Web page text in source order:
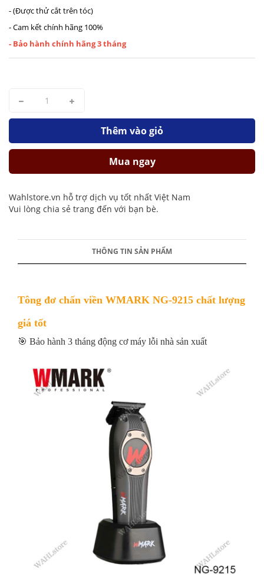
- (Được thử cắt trên tóc)
- Cam kết chính hãng 100%
- Bảo hành chính hãng 3 tháng
Thêm vào giỏ
Mua ngay
Wahlstore.vn hỗ trợ dịch vụ tốt nhất Việt Nam
Vui lòng chia sẻ trang đến với bạn bè.
THÔNG TIN SẢN PHẨM
Tông đơ chấn viền WMARK NG-9215 chất lượng
giá tốt
🎯 Bảo hành 3 tháng động cơ máy lỗi nhà sản xuất